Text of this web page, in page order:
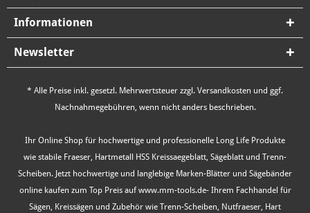
Informationen
Newsletter
* Alle Preise inkl. gesetzl. Mehrwertsteuer zzgl. Versandkosten und ggf.
Nachnahmegebühren, wenn nicht anders beschrieben.
Ihr Online Shop für hochwertige und professionelle Long Life Produkte
wie stabile Fraeser, Hartmetall HSS Kreissaegeblatt, Sägeblatt und Trenn-
Scheiben. Jetzt hochwertige und langlebige Marken-Blätter und Sägebänder
online kaufen zum Top Preis auf www.mm-tools.de- Ihrem Fachhandel für
Sägen, Kreissägen und Zubehör wie Trenn-Scheiben, Nutfraeser, Hart